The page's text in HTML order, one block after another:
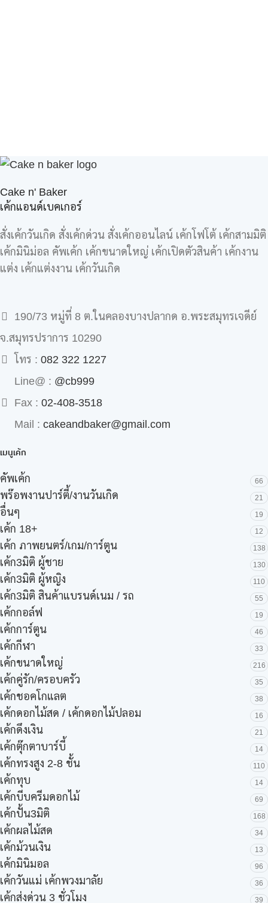
Cake n' Baker
เค้กแอนด์เบคเกอร์
สั่งเค้กวันเกิด สั่งเค้กด่วน สั่งเค้กออนไลน์ เค้กโฟโต้ เค้กสามมิติ
เค้กมินิม่อล คัพเค้ก เค้กขนาดใหญ่ เค้กเปิดตัวสินค้า เค้กงาน
แต่ง เค้กแต่งงาน เค้กวันเกิด
190/73 หมู่ที่ 8 ต.ในคลองบางปลากด อ.พระสมุทรเจดีย์
จ.สมุทรปราการ 10290
โทร : 082 322 1227
Line@ : @cb999
Fax : 02-408-3518
Mail : cakeandbaker@gmail.com
เมนูเค้ก
คัพเค้ก 66
พร๊อพงานปาร์ตี้/งานวันเกิด 21
อื่นๆ 19
เค้ก 18+ 12
เค้ก ภาพยนตร์/เกม/การ์ตูน 138
เค้ก3มิติ ผู้ชาย 130
เค้ก3มิติ ผู้หญิง 110
เค้ก3มิติ สินค้าแบรนด์เนม / รถ 55
เค้กกอล์ฟ 19
เค้กการ์ตูน 46
เค้กกีฬา 33
เค้กขนาดใหญ่ 216
เค้กคู่รัก/ครอบครัว 35
เค้กชอคโกแลต 38
เค้กดอกไม้สด / เค้กดอกไม้ปลอม 16
เค้กดึงเงิน 21
เค้กตุ๊กตาบาร์บี้ 14
เค้กทรงสูง 2-8 ชั้น 110
เค้กทุบ 14
เค้กบีบครีมดอกไม้ 69
เค้กปั้น3มิติ 168
เค้กผลไม้สด 34
เค้กม้วนเงิน 13
เค้กมินิมอล 96
เค้กวันแม่ เค้กพวงมาลัย 36
เค้กส่งด่วน 3 ชั่วโมง 39